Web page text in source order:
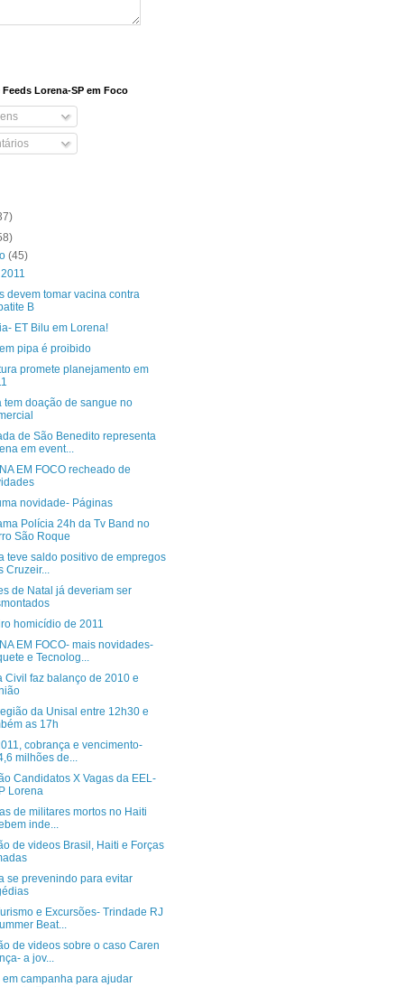
Lorena-SP em Foco
(45)
devem tomar vacina contra
B
ET Bilu em Lorena!
pipa é proibido
promete planejamento em
tem doação de sangue no
de São Benedito representa
em event...
EM FOCO recheado de
novidade- Páginas
Polícia 24h da Tv Band no
São Roque
teve saldo positivo de empregos
Cruzeir...
de Natal já deveriam ser
homicídio de 2011
EM FOCO- mais novidades-
e Tecnolog...
Civil faz balanço de 2010 e
da Unisal entre 12h30 e
as 17h
cobrança e vencimento-
milhões de...
Candidatos X Vagas da EEL-
Lorena
de militares mortos no Haiti
inde...
de videos Brasil, Haiti e Forças
se prevenindo para evitar
e Excursões- Trindade RJ
Beat...
de videos sobre o caso Caren
a jov...
em campanha para ajudar